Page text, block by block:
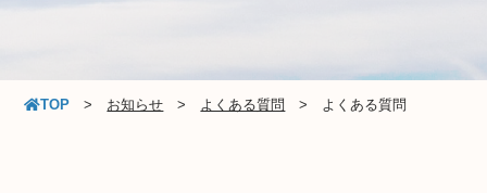
TOP お知らせ よくある質問 よくある質問